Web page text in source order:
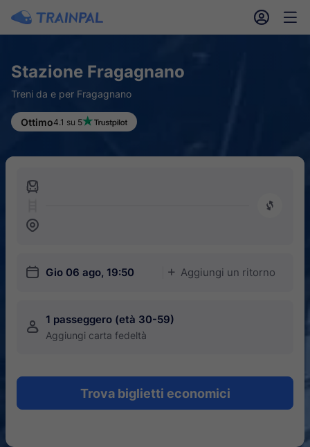
󱎓 󱒨
Stazione Fragagnano
Treni da e per Fragagnano
Ottimo4.1 su 5
󱍉
󰿠
󱒣
󱎗 Gio 06 ago, 19:50 󱅇 Aggiungi un ritorno
󱍂 1 passeggero (età 30-59)
Aggiungi carta fedeltà
Trova biglietti economici